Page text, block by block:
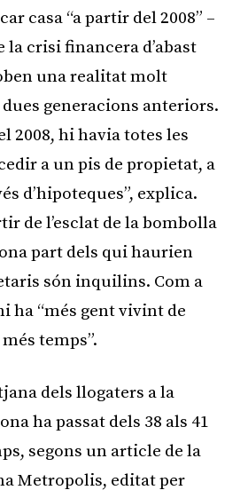
casa “a partir del 2008” –
la crisi financera d’abast
una realitat molt
generacions anteriors.
2008, hi havia totes les
a un pis de propietat, a
d’hipoteques”, explica.
de l’esclat de la bombolla
part dels qui haurien
són inquilins. Com a
ha “més gent vivint de
temps”.
dels llogaters a la
ha passat dels 38 als 41
segons un article de la
Metropolis, editat per